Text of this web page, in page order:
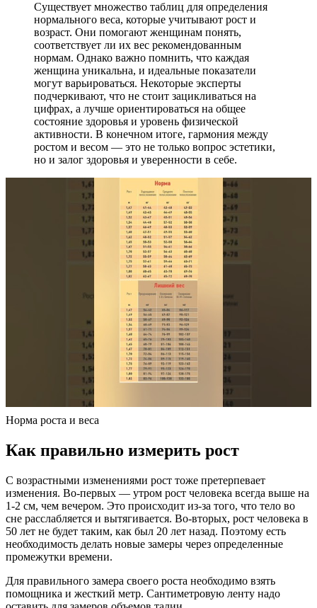
Существует множество таблиц для определения
нормального веса, которые учитывают рост и
возраст. Они помогают женщинам понять,
соответствует ли их вес рекомендованным
нормам. Однако важно помнить, что каждая
женщина уникальна, и идеальные показатели
могут варьироваться. Некоторые эксперты
подчеркивают, что не стоит зацикливаться на
цифрах, а лучше ориентироваться на общее
состояние здоровья и уровень физической
активности. В конечном итоге, гармония между
ростом и весом — это не только вопрос эстетики,
но и залог здоровья и уверенности в себе.
Норма роста и веса
Как правильно измерить рост
С возрастными изменениями рост тоже претерпевает
изменения. Во-первых — утром рост человека всегда выше на
1-2 см, чем вечером. Это происходит из-за того, что тело во
сне расслабляется и вытягивается. Во-вторых, рост человека в
50 лет не будет таким, как был 20 лет назад. Поэтому есть
необходимость делать новые замеры через определенные
промежутки времени.
Для правильного замера своего роста необходимо взять
помощника и жесткий метр. Сантиметровую ленту надо